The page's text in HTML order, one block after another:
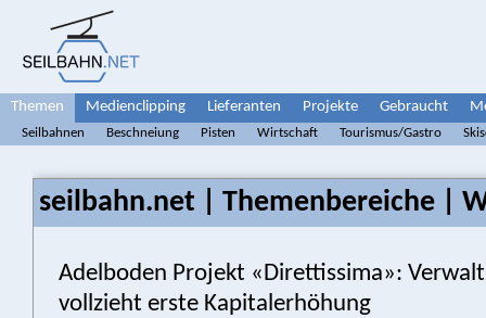
Themen Medienclipping Lieferanten Projekte Gebraucht
Seilbahnen Beschneiung Pisten Wirtschaft Tourismus/Gastro
seilbahn.net | Themenbereiche |
Adelboden Projekt «Direttissima»:
vollzieht erste Kapitalerhöhung